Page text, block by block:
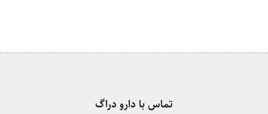
تماس با دارو دراگ